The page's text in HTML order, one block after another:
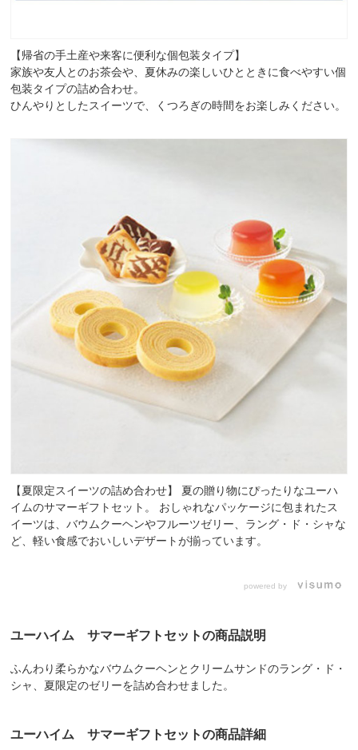
【帰省の手土産や来客に便利な個包装タイプ】
家族や友人とのお茶会や、夏休みの楽しいひとときに食べやすい個
包装タイプの詰め合わせ。
ひんやりとしたスイーツで、くつろぎの時間をお楽しみください。
【夏限定スイーツの詰め合わせ】 夏の贈り物にぴったりなユーハ
イムのサマーギフトセット。 おしゃれなパッケージに包まれたス
イーツは、バウムクーヘンやフルーツゼリー、ラング・ド・シャな
ど、軽い食感でおいしいデザートが揃っています。
powered by
ユーハイム サマーギフトセットの商品説明
ふんわり柔らかなバウムクーヘンとクリームサンドのラング・ド・
シャ、夏限定のゼリーを詰め合わせました。
ユーハイム サマーギフトセットの商品詳細